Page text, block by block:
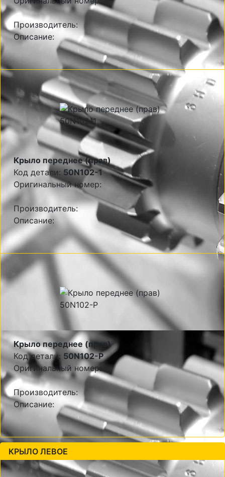
Производитель:
Описание:
Крыло переднее (прав)
Код детали:50N102-1
Оригинальный номер:
Производитель:
Описание:
Крыло переднее (прав)
Код детали: 50N102-P
Оригинальный номер:
Производитель:
Описание:
КРЫЛО ЛЕВОЕ